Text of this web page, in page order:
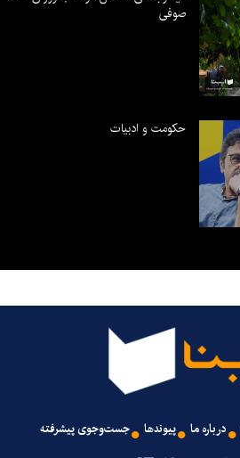
صوفی
حکومت و ادبیات
درباره ما پیوندها جست‌وجوی پیشرفته